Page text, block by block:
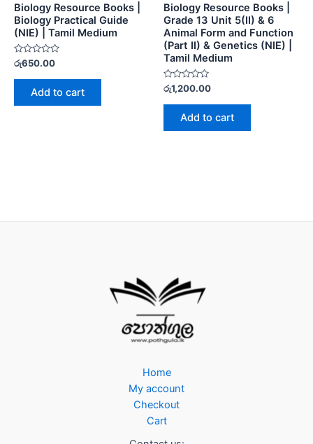
Biology Resource Books |
Biology Practical Guide
(NIE) | Tamil Medium
Rated
0
out
රු650.00
Add to cart
Biology Resource Books |
Grade 13 Unit 5(II) & 6
Animal Form and Function
(Part II) & Genetics (NIE) |
Tamil Medium
Rated
0
out
රු1,200.00
Add to cart
Home
My account
Checkout
Cart